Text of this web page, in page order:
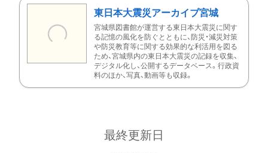
東日本大震災アーカイブ宮城
宮城県図書館が運営する東日本大震災に関す
る記憶の風化を防ぐとともに、防災・減災対策
や防災教育等に関する効果的な利活用を図る
ため、宮城県内の東日本大震災の記録を収集、
デジタル化し、公開するデータベース。行政資
料のほか、写真、動画等も収録。
最終更新日